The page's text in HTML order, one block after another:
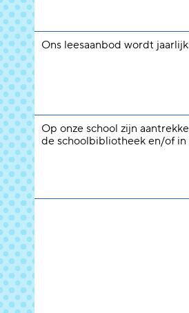
Ons leesaanbod wordt
Op onze school zijn
de schoolbibliotheek en/of in